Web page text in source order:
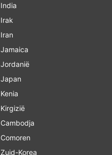
India
Irak
Iran
Jamaica
Jordanië
Japan
Kenia
Kirgizië
Cambodja
Comoren
Zuid-Korea